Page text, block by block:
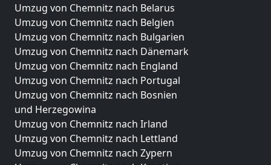
Umzug von Chemnitz nach Belarus
Umzug von Chemnitz nach Belgien
Umzug von Chemnitz nach Bulgarien
Umzug von Chemnitz nach Dänemark
Umzug von Chemnitz nach England
Umzug von Chemnitz nach Portugal
Umzug von Chemnitz nach Bosnien
und Herzegowina
Umzug von Chemnitz nach Irland
Umzug von Chemnitz nach Lettland
Umzug von Chemnitz nach Zypern